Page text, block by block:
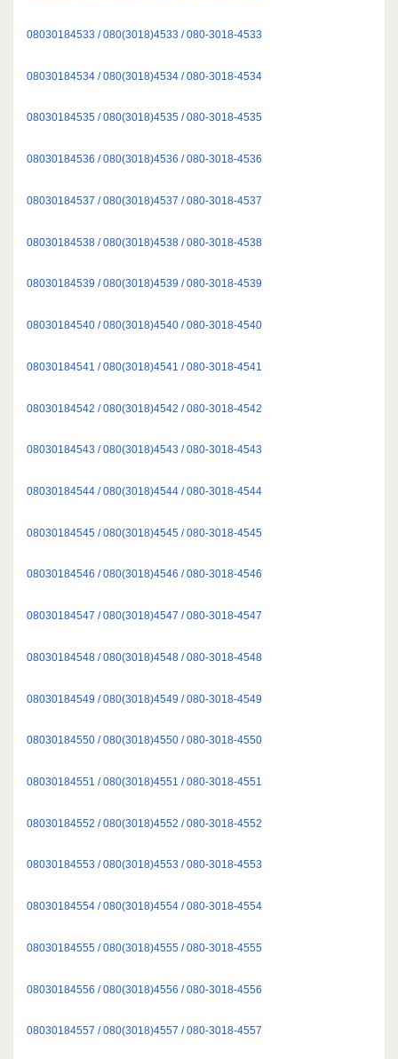
08030184533 / 080(3018)4533 / 080-3018-4533
08030184534 / 080(3018)4534 / 080-3018-4534
08030184535 / 080(3018)4535 / 080-3018-4535
08030184536 / 080(3018)4536 / 080-3018-4536
08030184537 / 080(3018)4537 / 080-3018-4537
08030184538 / 080(3018)4538 / 080-3018-4538
08030184539 / 080(3018)4539 / 080-3018-4539
08030184540 / 080(3018)4540 / 080-3018-4540
08030184541 / 080(3018)4541 / 080-3018-4541
08030184542 / 080(3018)4542 / 080-3018-4542
08030184543 / 080(3018)4543 / 080-3018-4543
08030184544 / 080(3018)4544 / 080-3018-4544
08030184545 / 080(3018)4545 / 080-3018-4545
08030184546 / 080(3018)4546 / 080-3018-4546
08030184547 / 080(3018)4547 / 080-3018-4547
08030184548 / 080(3018)4548 / 080-3018-4548
08030184549 / 080(3018)4549 / 080-3018-4549
08030184550 / 080(3018)4550 / 080-3018-4550
08030184551 / 080(3018)4551 / 080-3018-4551
08030184552 / 080(3018)4552 / 080-3018-4552
08030184553 / 080(3018)4553 / 080-3018-4553
08030184554 / 080(3018)4554 / 080-3018-4554
08030184555 / 080(3018)4555 / 080-3018-4555
08030184556 / 080(3018)4556 / 080-3018-4556
08030184557 / 080(3018)4557 / 080-3018-4557